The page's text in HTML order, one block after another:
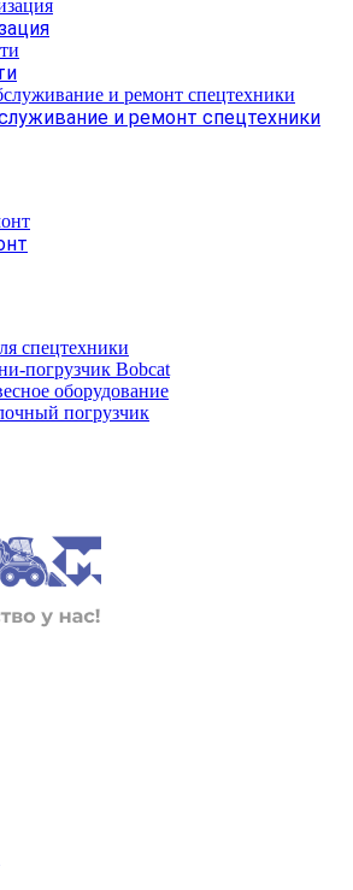
и ремонт спецтехники
спецтехники
погрузчик Bobcat
оборудование
погрузчик